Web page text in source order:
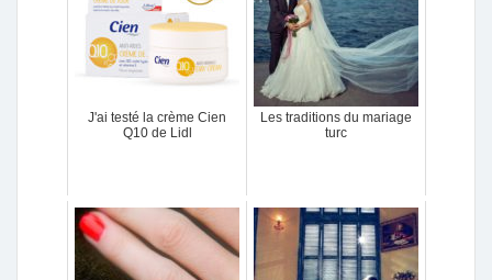
J'ai testé la crème Cien
Q10 de Lidl
Les traditions du mariage
turc